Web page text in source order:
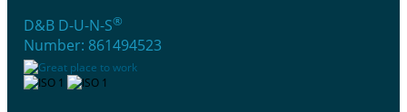
D&B D-U-N-S®
Number: 861494523